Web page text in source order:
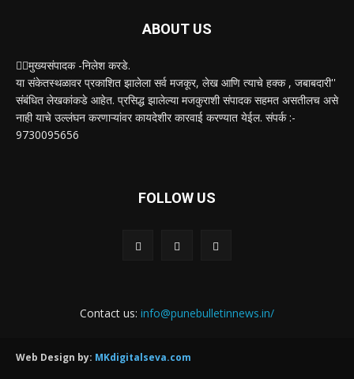
ABOUT US
✍🏻मुख्यसंपादक -निलेश करडे.
या संकेतस्थळावर प्रकाशित झालेला सर्व मजकूर, लेख आणि त्याचे हक्क , जबाबदारी''
संबंधित लेखकांकडे आहेत. प्रसिद्ध झालेल्या मजकुराशी संपादक सहमत असतीलच असे
नाही याचे उल्लंघन करणाऱ्यांवर कायदेशीर कारवाई करण्यात येईल. संपर्क :-
9730095656
FOLLOW US
Contact us: info@punebulletinnews.in/
Web Design by: MKdigitalseva.com